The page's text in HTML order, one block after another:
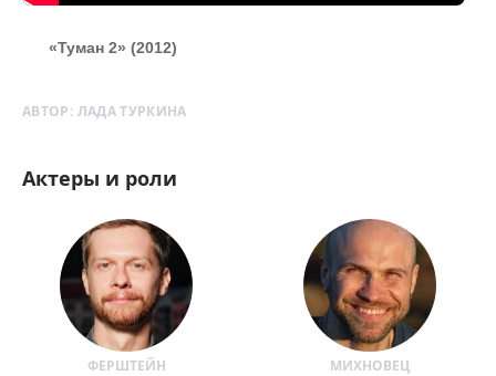
«Туман 2» (2012)
АВТОР: ЛАДА ТУРКИНА
Актеры и роли
ФЕРШТЕЙН МИХНОВЕЦ